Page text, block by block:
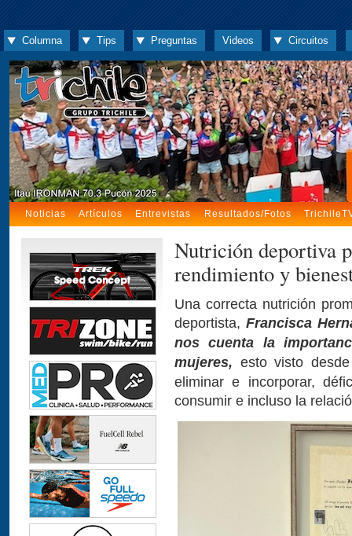
Columna Tips Preguntas Videos Circuitos
Noticias Artículos Entrevistas Resultados/Fotos
Nutrición deportiva
rendimiento y
Una correcta nutrición
deportista, Francisca
nos cuenta la
mujeres, esto visto
eliminar e incorporar,
consumir e incluso la